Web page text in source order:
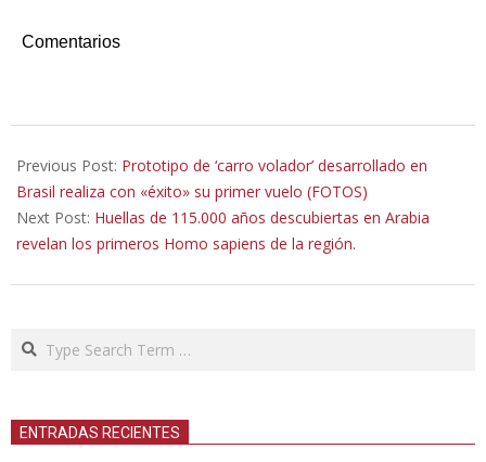
Comentarios
12-
19
Previous Post: Prototipo de ‘carro volador’ desarrollado en
Brasil realiza con «éxito» su primer vuelo (FOTOS)
Next Post: Huellas de 115.000 años descubiertas en Arabia
revelan los primeros Homo sapiens de la región.
Search
ENTRADAS RECIENTES